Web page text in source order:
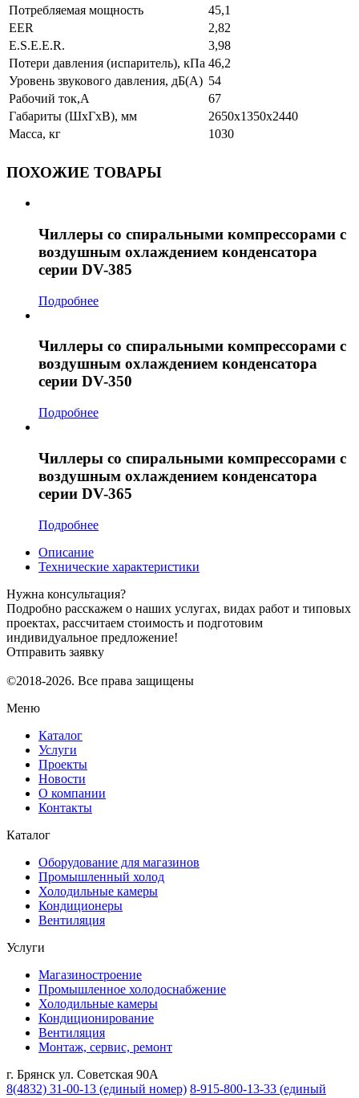
Потребляемая мощность
45,1
EER
2,82
E.S.E.E.R.
3,98
Потери давления (испаритель), кПа 46,2
Уровень звукового давления, дБ(А) 54
Рабочий ток,А
67
Габариты (ШхГхВ), мм
2650x1350x2440
Масса, кг
1030
ПОХОЖИЕ ТОВАРЫ
Чиллеры со спиральными компрессорами с
воздушным охлаждением конденсатора
серии DV-385
Подробнее
Чиллеры со спиральными компрессорами с
воздушным охлаждением конденсатора
серии DV-350
Подробнее
Чиллеры со спиральными компрессорами с
воздушным охлаждением конденсатора
серии DV-365
Подробнее
Описание
Технические характеристики
Нужна консультация?
Подробно расскажем о наших услугах, видах работ и типовых
проектах, рассчитаем стоимость и подготовим
индивидуальное предложение!
Отправить заявку
©2018-2026. Все права защищены
Меню
Каталог
Услуги
Проекты
Новости
О компании
Контакты
Каталог
Оборудование для магазинов
Промышленный холод
Холодильные камеры
Кондиционеры
Вентиляция
Услуги
Магазиностроение
Промышленное холодоснабжение
Холодильные камеры
Кондиционирование
Вентиляция
Монтаж, сервис, ремонт
г. Брянск ул. Советская 90А
8(4832) 31-00-13 (единый номер) 8-915-800-13-33 (единый